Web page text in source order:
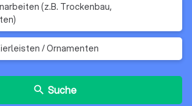
(z.B. Trockenbau,
/ Ornamenten
search Suche